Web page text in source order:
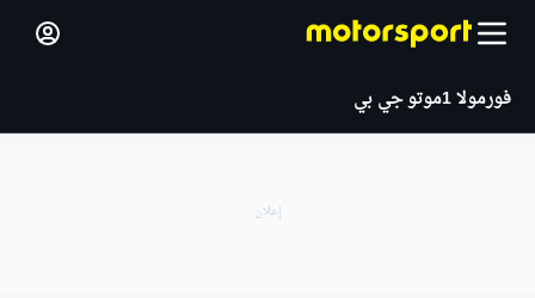
فورمولا 1 موتو جي بي